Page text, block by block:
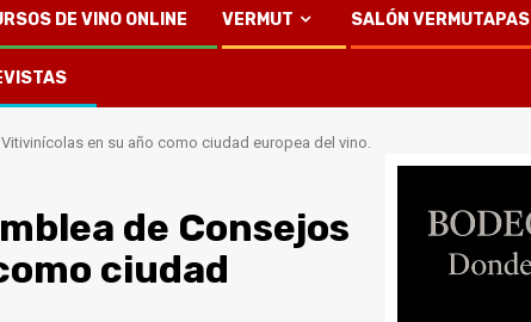
DE VINO ONLINE VERMUT SALÓN VERMUTAPAS
en su año como ciudad europea del vino.
de Consejos
ciudad